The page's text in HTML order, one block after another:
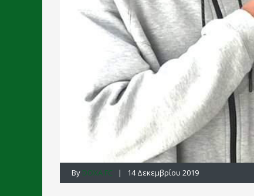
By DOXA FC | 14 Δεκεμβρίου 2019